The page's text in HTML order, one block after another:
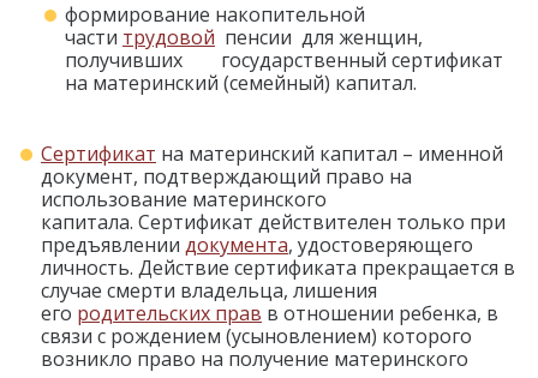
формирование накопительной
части трудовой пенсии для женщин,
получивших государственный сертификат
на материнский (семейный) капитал.
Сертификат на материнский капитал – именной
документ, подтверждающий право на
использование материнского
капитала. Сертификат действителен только при
предъявлении документа, удостоверяющего
личность. Действие сертификата прекращается в
случае смерти владельца, лишения
его родительских прав в отношении ребенка, в
связи с рождением (усыновлением) которого
возникло право на получение материнского